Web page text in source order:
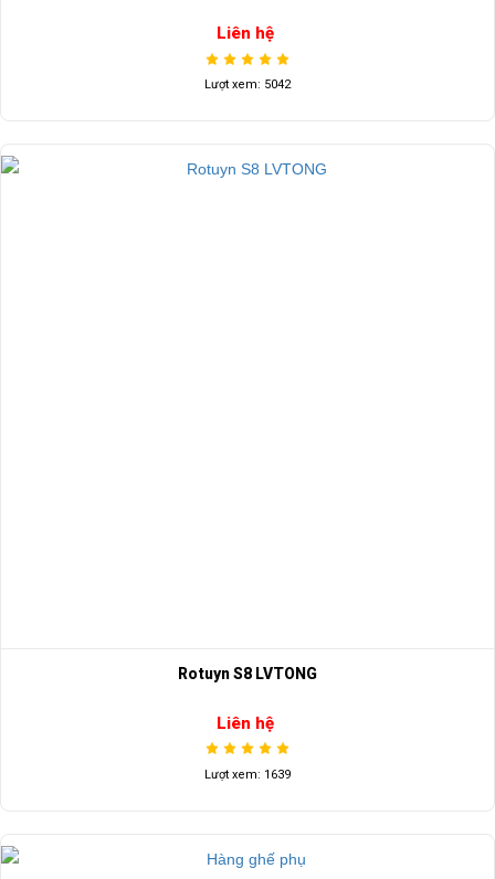
Liên hệ
Lượt xem: 5042
Rotuyn S8 LVTONG
Liên hệ
Lượt xem: 1639